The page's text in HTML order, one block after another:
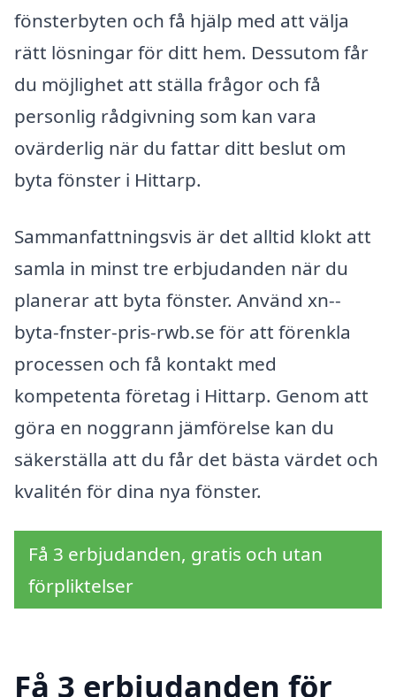
fönsterbyten och få hjälp med att välja
rätt lösningar för ditt hem. Dessutom får
du möjlighet att ställa frågor och få
personlig rådgivning som kan vara
ovärderlig när du fattar ditt beslut om
byta fönster i Hittarp.
Sammanfattningsvis är det alltid klokt att
samla in minst tre erbjudanden när du
planerar att byta fönster. Använd xn--
byta-fnster-pris-rwb.se för att förenkla
processen och få kontakt med
kompetenta företag i Hittarp. Genom att
göra en noggrann jämförelse kan du
säkerställa att du får det bästa värdet och
kvalitén för dina nya fönster.
Få 3 erbjudanden, gratis och utan
förpliktelser
Få 3 erbjudanden för